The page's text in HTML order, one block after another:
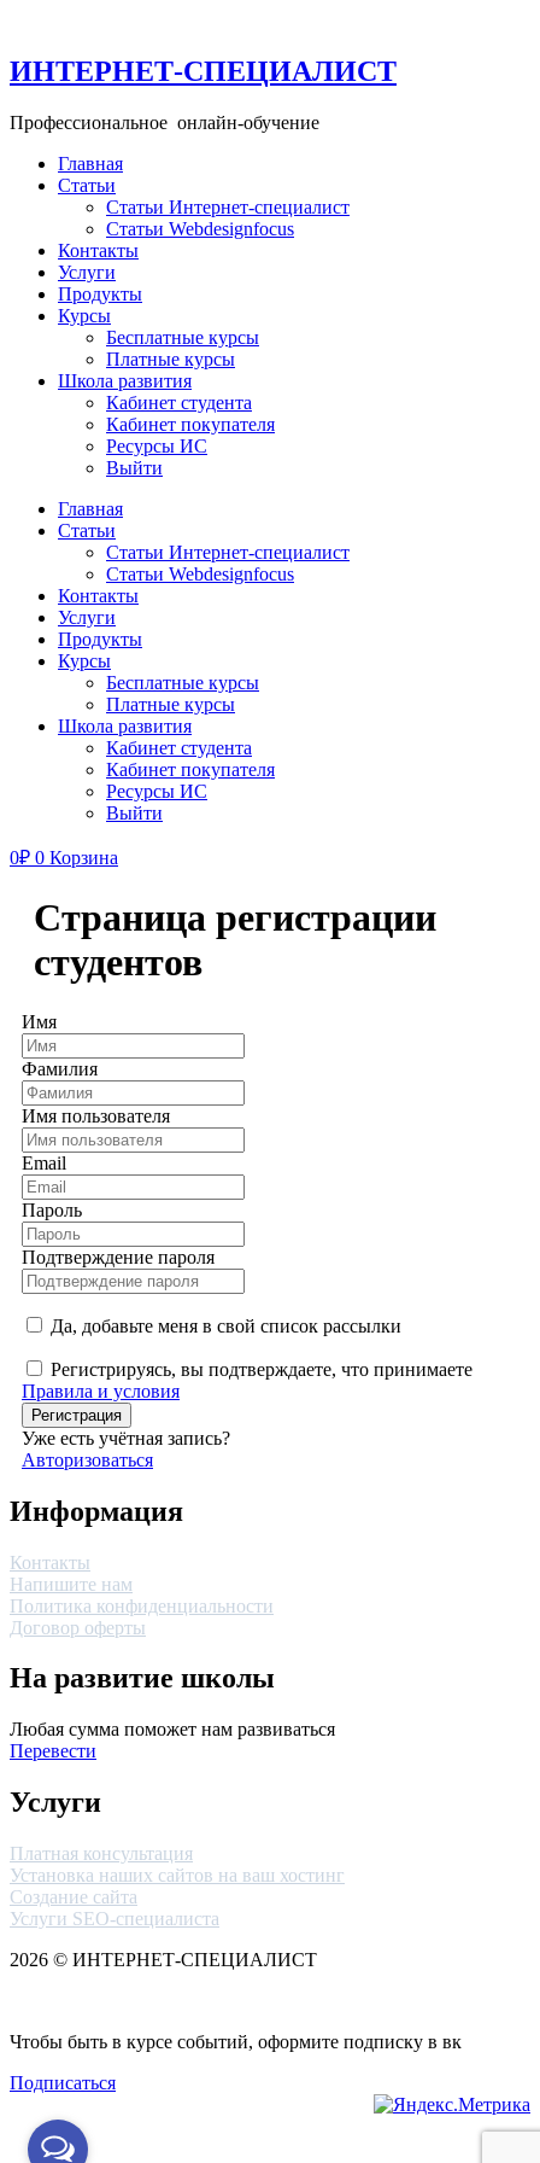
содержимому
ИНТЕРНЕТ-СПЕЦИАЛИСТ
Профессиональное онлайн-обучение
Главная
Статьи
Статьи Интернет-специалист
Статьи Webdesignfocus
Контакты
Услуги
Продукты
Курсы
Бесплатные курсы
Платные курсы
Школа развития
Кабинет студента
Кабинет покупателя
Ресурсы ИС
Выйти
Главная
Статьи
Статьи Интернет-специалист
Статьи Webdesignfocus
Контакты
Услуги
Продукты
Курсы
Бесплатные курсы
Платные курсы
Школа развития
Кабинет студента
Кабинет покупателя
Ресурсы ИС
Выйти
0₽ 0 Корзина
Страница регистрации
студентов
Имя
Фамилия
Имя пользователя
Email
Пароль
Подтверждение пароля
Да, добавьте меня в свой список рассылки
Регистрируясь, вы подтверждаете, что принимаете
Правила и условия
Регистрация
Уже есть учётная запись?
Авторизоваться
Информация
Контакты
Напишите нам
Политика конфиденциальности
Договор оферты
На развитие школы
Любая сумма поможет нам развиваться
Перевести
Услуги
Платная консультация
Установка наших сайтов на ваш хостинг
Создание сайта
Услуги SEO-специалиста
2026 © ИНТЕРНЕТ-СПЕЦИАЛИСТ
Чтобы быть в курсе событий, оформите подписку в вк
Подписаться